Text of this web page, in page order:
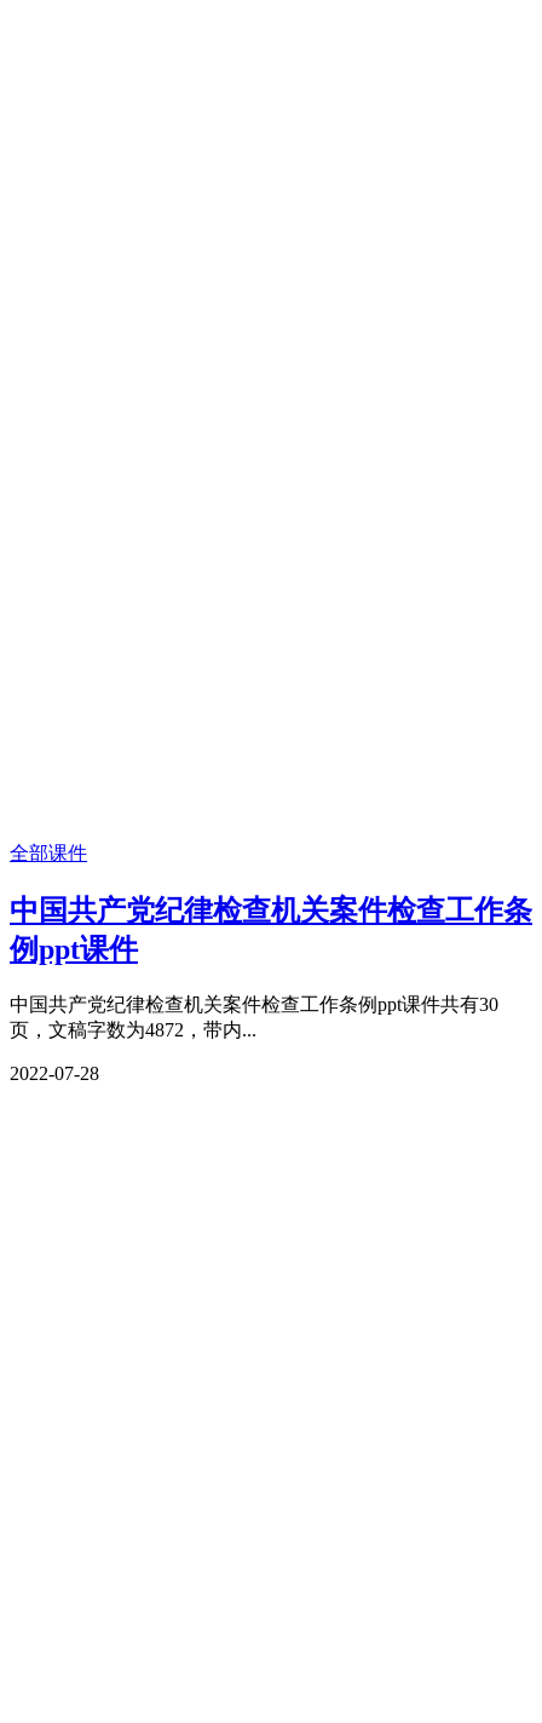
全部课件
中国共产党纪律检查机关案件检查工作条
例ppt课件
中国共产党纪律检查机关案件检查工作条例ppt课件共有30
页，文稿字数为4872，带内...
2022-07-28